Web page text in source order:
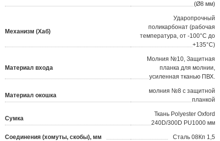
(Ø8 мм)
Механизм (Хаб)
Ударопрочный
поликарбонат (рабочая
температура, от -100°С до
+135°С)
Материал входа
Молния №10, Защитная
планка для молнии,
усиленная тканью ПВХ.
Материал окошка
молния №8 с защитной
планкой
Сумка
Ткань Polyester Oxford
240D/300D PU1000 мм
Соединения (хомуты, скобы), мм Сталь 08Кп 1,5